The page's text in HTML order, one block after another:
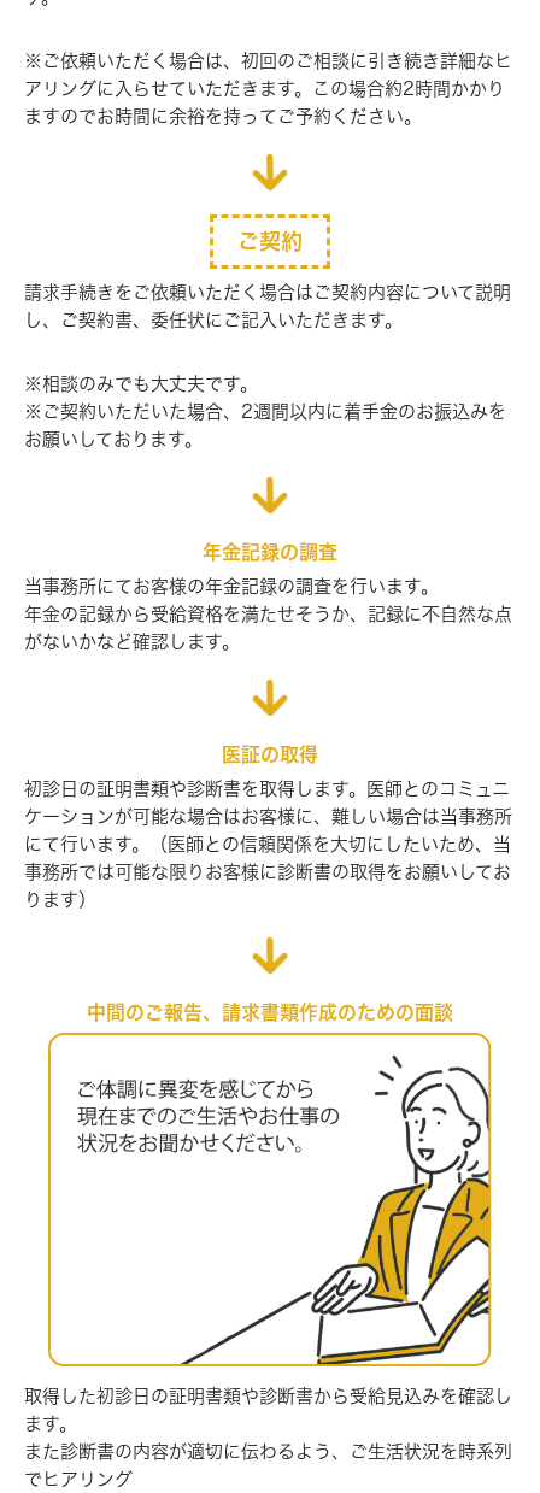
※ご依頼いただく場合は、初回のご相談に引き続き詳細なヒ
アリ ングに入らせていただきます。この場合約2時間かかり
ますのでお時間に余裕を持ってご予約ください。
ご契約
請求手続きをご依頼いただく場合はご契約内容について説明
し、
ご契約書、委任状にご記入いただきます。
※相談のみでも大丈夫です。
※ご契約いただいた場合、2週間以内に着手金のお振込みを
お願 いしております。
年金記録の調査
当事務所にてお客様の年金記録の調査を行います。
年金の記録から受給資格を満たせそうか、記録に不自然な点
がないかなど確認します。
医証の取得
初診日の証明書類や診断書を取得します。医師とのコミュニ
ケーションが可能な場合はお客様に、難しい場合は当事務所
にて行います。（医師との信頼関係を大切にしたいため、当
事務所では可能な限りお客様に診断書の取得をお願いしてお
ります）
中間のご報告、請求書類作成のための面談
取得した初診日の証明書類や診断書から受給見込みを確認し
ます。
また診断書の内容が適切に伝わるよう、ご生活状況を時系列
でヒアリング